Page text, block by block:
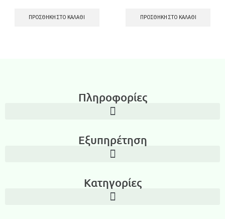
ΠΡΟΣΘΉΚΗ ΣΤΟ ΚΑΛΆΘΙ ΠΡΟΣΘΉΚΗ ΣΤΟ ΚΑΛΆΘΙ
Πληροφορίες
Εξυπηρέτηση
Κατηγορίες